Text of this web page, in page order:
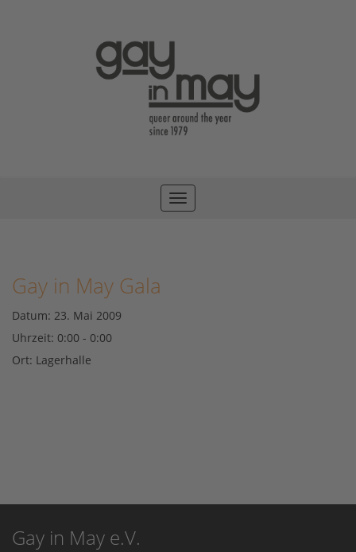
Toggle
Gay in May Gala
Datum: 23. Mai 2009
Uhrzeit: 0:00 - 0:00
Ort: Lagerhalle
Gay in May e.V.